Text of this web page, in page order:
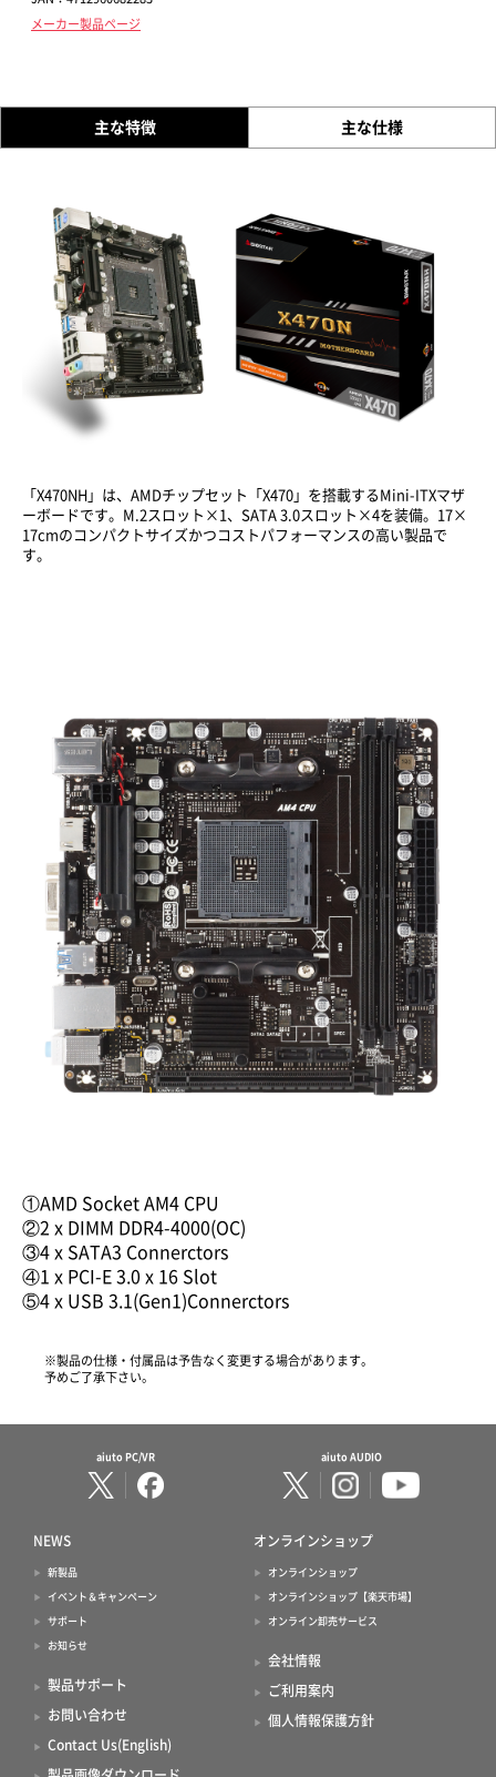
メーカー製品ページ
主な特徴 主な仕様
「X470NH」は、AMDチップセット「X470」を搭載するMini-ITXマザ
ーボードです。M.2スロット×1、SATA 3.0スロット×4を装備。17×
17cmのコンパクトサイズかつコストパフォーマンスの高い製品で
す。
①AMD Socket AM4 CPU
②2 x DIMM DDR4-4000(OC)
③4 x SATA3 Connerctors
④1 x PCI-E 3.0 x 16 Slot
⑤4 x USB 3.1(Gen1)Connerctors
※製品の仕様・付属品は予告なく変更する場合があります。
予めご了承下さい。
aiuto PC/VR aiuto AUDIO
NEWS
新製品
イベント＆キャンペーン
サポート
お知らせ
製品サポート
お問い合わせ
Contact Us(English)
オンラインショップ
オンラインショップ
オンラインショップ【楽天市場】
オンライン卸売サービス
会社情報
ご利用案内
個人情報保護方針